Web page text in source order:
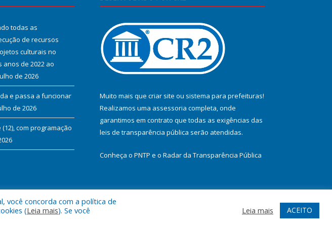
todas as
de recursos
culturais no
anos de 2022 ao
de 2026
e passa a funcionar
de 2026
com programação
Muito mais que criar site ou sistema para prefeituras!
Realizamos uma assessoria completa, onde
garantimos em contrato que todas as exigências das
leis de transparência pública serão atendidas.
Conheça o PNTP e o Radar da Transparência Pública
Mapa do Site Acessar Webmail
você concorda com a política de
(Leia mais). Se você
Leia mais ACEITO